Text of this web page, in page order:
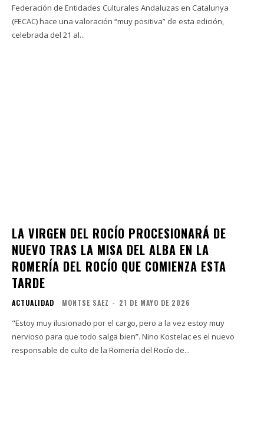
Federación de Entidades Culturales Andaluzas en Catalunya
(FECAC) hace una valoración “muy positiva” de esta edición,
celebrada del 21 al...
LA VIRGEN DEL ROCÍO PROCESIONARÁ DE
NUEVO TRAS LA MISA DEL ALBA EN LA
ROMERÍA DEL ROCÍO QUE COMIENZA ESTA
TARDE
ACTUALIDAD MONTSE SAEZ - 21 DE MAYO DE 2026
"Estoy muy ilusionado por el cargo, pero a la vez estoy muy
nervioso para que todo salga bien”. Nino Kostelac es el nuevo
responsable de culto de la Romería del Rocío de...